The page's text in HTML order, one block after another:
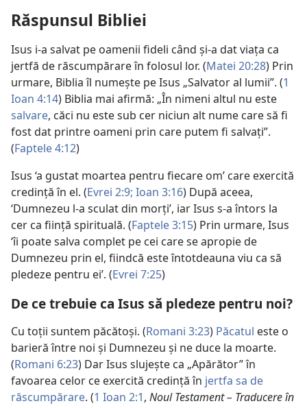
Răspunsul Bibliei
Isus i-a salvat pe oamenii fideli când și-a dat viața ca
jertfă de răscumpărare în folosul lor. (Matei 20:28) Prin
urmare, Biblia îl numește pe Isus „Salvator al lumii”. (1
Ioan 4:14) Biblia mai afirmă: „În nimeni altul nu este
salvare, căci nu este sub cer niciun alt nume care să fi
fost dat printre oameni prin care putem fi salvați”.
(Faptele 4:12)
Isus ‘a gustat moartea pentru fiecare om’ care exercită
credință în el. (Evrei 2:9; Ioan 3:16) După aceea,
‘Dumnezeu l-a sculat din morți’, iar Isus s-a întors la
cer ca ființă spirituală. (Faptele 3:15) Prin urmare, Isus
‘îi poate salva complet pe cei care se apropie de
Dumnezeu prin el, fiindcă este întotdeauna viu ca să
pledeze pentru ei’. (Evrei 7:25)
De ce trebuie ca Isus să pledeze pentru noi?
Cu toții suntem păcătoși. (Romani 3:23) Păcatul este o
barieră între noi și Dumnezeu și ne duce la moarte.
(Romani 6:23) Dar Isus slujește ca „Apărător” în
favoarea celor ce exercită credință în jertfa sa de
răscumpărare. (1 Ioan 2:1, Noul Testament – Traducere în